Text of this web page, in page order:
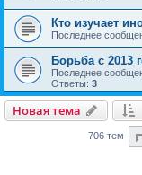
Кто изучает
Последнее
Борьба с 2013
Последнее
Ответы: 3
Новая тема
706 тем